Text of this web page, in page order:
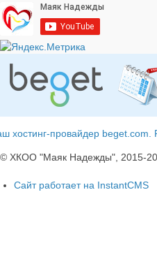
хостинг-провайдер beget.com.
© ХКОО "Маяк Надежды", 2015-
Сайт работает на InstantCMS